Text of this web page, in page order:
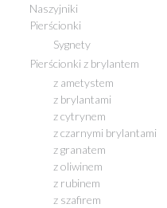
Naszyjniki
Pierścionki
Sygnety
Pierścionki z brylantem
z ametystem
z brylantami
z cytrynem
z czarnymi brylantami
z granatem
z oliwinem
z rubinem
z szafirem